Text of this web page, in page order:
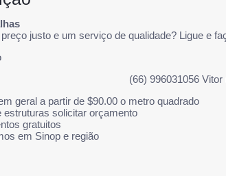
justo e um serviço de qualidade? Ligue e
(66) 996031056
geral a partir de $90.00 o metro quadrado
estruturas solicitar orçamento
gratuitos
em Sinop e região